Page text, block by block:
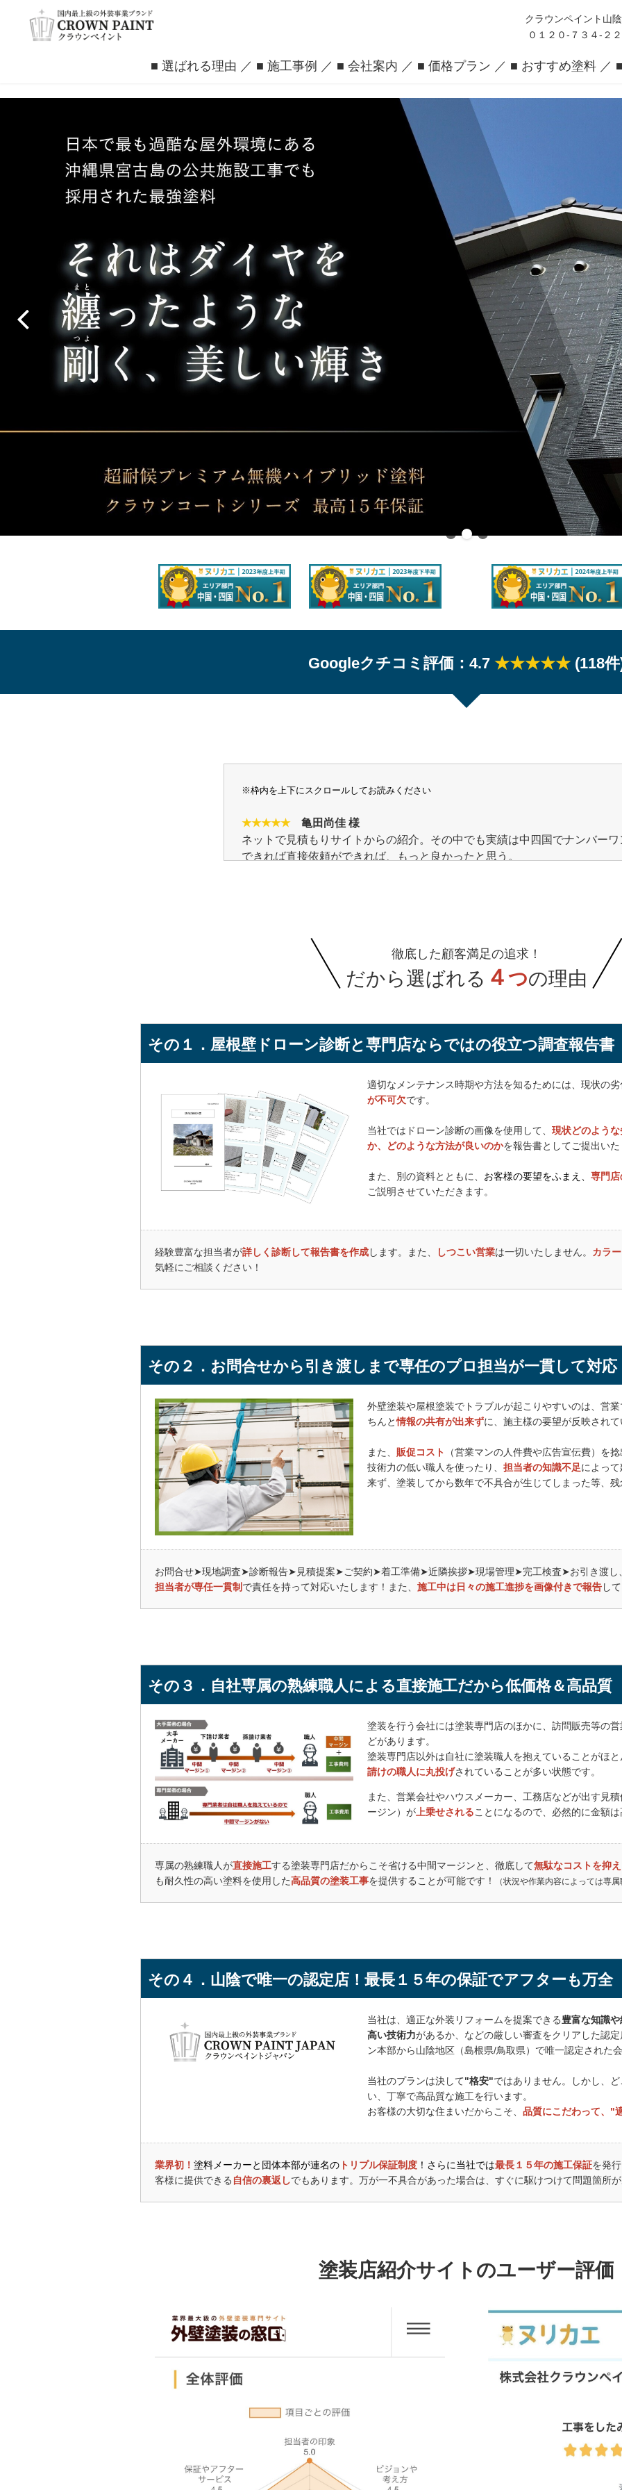
クラウンペイント山
０１２０-７３４-２
■ 選ばれる理由 ■ 施工事例 ■ 会社案内 ■ 価格プラン ■ おすすめ塗料
Googleクチコミ評価：4.7 ★★★★★ (118
※枠内を上下にスクロールしてお読みください
★★★★★亀田尚佳 様
ネットで見積もりサイトからの紹介。その中でも実績は中四国でナンバーワ
できれば直接依頼ができれば、もっと良かったと思う。
グレート 様
この度、築三十年を越え２回目の塗替え。
３社に見積もりをお願いし、クラウンペイントさんは、塗料の一からの説明
完成後、ほんとうにダイヤを纏ったような強く美しい輝きに仕上がりました
見積過程での現状把握が的確で、今回すべき工事の範囲・グレードについて
ドに立って提案していただきました。
他の業者のほとんどが自社利益を優先したような提案となっていましたが、
つこさが感じられませんでした。
こうした点が、安心して任せられたポイントです。
結果として、肝心の屋根塗装はグレード最上級のもので施工、壁は目地コ
替えにとどめる方法で、総コストも抑えていただきました。
無駄な塗装箇所(生地素材により塗り替えしても剥がれ易い箇所)や今後の改
引き続き付き合っていける、おススメの塗装のプロだと思います。
★★★★★tanaka 様
れましたので信用出来るかと思い施工依頼しました。
実施工に入る前には近隣住民の方たちにも、工事の挨拶を行ってもらいまし
施工も、毎日写真付きの状況報告があり進捗具合も解りやすかったです。
施工途中、要所、要所でクラウンペイントさんの検査があり、素人の私で
ない箇所でも、専門職ならではの見識で検査を行い合格するまで施工を行っ
ました。
施工完了し、外観を見ると新築かと思えるくらい綺麗に仕上がっていて、施
かったと思いました。
★★★★☆SHINDO 様
塗料選択や施工方法と塗装後耐久性について、数社に相談・見積したとこ
つ納得する解答を得られたのが、クラウンペイントさんでした。
（現物調査を念入りに行われたこと、提案された内容もよく理解できたこ
★★★★★OK 様
数社の見積もりの結果、クラウンペイントさんに決めました。
最初に提示された金額にブレがないことと、外壁塗料は水性塗料をメインに
さんが多い中、油性塗料であること、築年数がかなりで、屋根の下塗りは2
下見をしたのに1回の提案）を勧められたこと、それでも価格は良心的であ
施工をお願いしました。
施工途中、屋根の痛みがひどく、下塗りの追加が必要になりましたが、そ
寧に説明をしていただいたため、追加の費用も気持ちよく出せました。
これでコスパの良さがわかると思います。
また、職人さんも丁寧に施工内容を説明をしてくださりました。
クラウンペイントさんありがとうございました。
上記は全店舗のGoogleMapに投稿していただいたクチコミからピックアップしております。
徹底した顧客満足の追求！
だから選ばれる ４つの理由
その１．屋根壁ドローン診断と専門店ならではの役立つ調査報告書
適切なメンテナンス時期や方法を知るためには、現状の
が不可欠です。
当社ではドローン診断の画像を使用して、 現状どのよう
か、どのような方法が良いのかを報告書としてご提出いた
また、別の資料とともに、 お客様の要望をふまえ、 専門
ご説明させていただきます。
経験豊富な担当者が詳しく診断して報告書を作成します。また、 しつこい営業は一切いたしません。 カラ
気軽にご相談ください！
その２．お問合せから引き渡しまで専任のプロ担当が一貫して対応
外壁塗装や屋根塗装でトラブルが起こりやすいのは、営
ちんと情報の共有が出来ずに、施主様の要望が反映されて
また、 販促コスト
（営業マンの人件費や広告宣伝費）を
技術力の低い職人を使ったり、 担当者の知識不足によっ
来ず、塗装してから数年で不具合が生じてしまった等、残
お問合せ➤現地調査➤診断報告➤見積提案➤ご契約➤着工準備➤近隣挨拶➤現場管理➤完工検査➤お引き渡し
担当者が専任一貫制 で責任を持って対応いたします！また、 施工中は日々の施工進捗を画像付きで報告し
その３．自社専属の熟練職人による直接施工だから低価格＆高品質
塗装を行う会社には塗装専門店のほかに、訪問販売等の
どがあります。
塗装専門店以外は自社に塗装職人を抱えていることがほ
請けの職人に丸投げされていることが多い状態です。
また、営業会社やハウスメーカー、工務店などが出す見
ージン）が上乗せされることになるので、必然的に金額は
専属の熟練職人が直接施工する塗装専門店だからこそ省ける中間マージンと、徹底して無駄なコストを抑
も耐久性の高い塗料を使用した高品質の塗装工事を提供することが可能です！ （状況や作業内容によっては専
その４．山陰で唯一の認定店！最長１５年の保証でアフターも万全
当社は、適正な外装リフォームを提案できる豊富な知識や
高い技術力があるか、などの厳しい審査をクリアした認
ン本部から山陰地区（島根県/鳥取県）で唯一認定された会
当社のプランは決して"格安"ではありません。しかし、
い、丁寧で高品質な施工を行います。
お客様の大切な住まいだからこそ、 品質にこだわって、"
業界初！ 塗料メーカーと団体本部が連名の トリプル保証制度 ！さらに当社では最長１５年の施工保証を発
客様に提供できる 自信の裏返しでもあります。万が一不具合があった場合は、すぐに駆けつけて問題箇所
塗装店紹介サイトのユーザー評価